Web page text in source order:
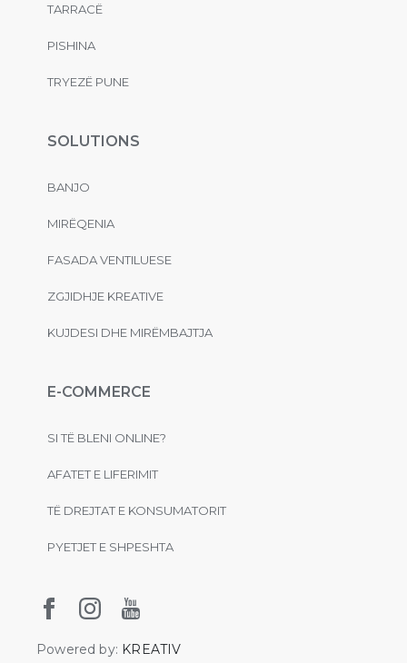
TARRACË
PISHINA
TRYEZË PUNE
SOLUTIONS
BANJO
MIRËQENIA
FASADA VENTILUESE
ZGJIDHJE KREATIVE
KUJDESI DHE MIRËMBAJTJA
E-COMMERCE
SI TË BLENI ONLINE?
AFATET E LIFERIMIT
TË DREJTAT E KONSUMATORIT
PYETJET E SHPESHTA
Powered by: KREATIV